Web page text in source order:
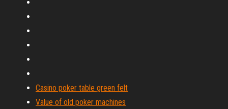
Casino poker table green felt
Value of old poker machines